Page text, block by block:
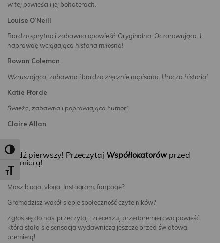
Toggle High Contrast
Toggle Font size
w tej powieści i jej bohaterach.
Louise O’Neill
Bardzo sprytna i zabawna opowieść. Oryginalna. Oczarowująca. I
naprawdę wciągająca historia miłosna!
Rowan Coleman
Wzruszająca, zabawna i bardzo zręcznie napisana. Urocza historia!
Katie Fforde
Świeża, zabawna i poprawiająca humor!
Claire Allan
Bądź pierwszy! Przeczytaj Współlokatorówprzed
premierą!
Masz bloga, vloga, Instagram, fanpage?
Gromadzisz wokół siebie społeczność czytelników?
Zgłoś się do nas, przeczytaj i zrecenzuj przedpremierowo powieść,
która stała się sensacją wydawniczą jeszcze przed światową
premierą!